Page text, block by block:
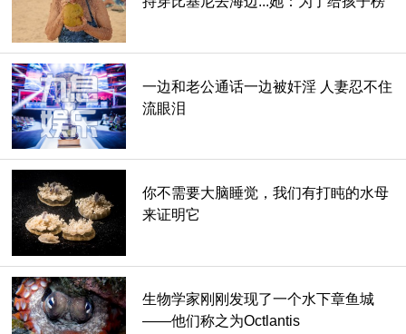
一边和老公通话一边被奸淫 人妻忍不住
流眼泪
你不需要大脑睡觉，我们有打盹的水母
来证明它
生物学家刚刚发现了一个水下章鱼城
——他们称之为Octlantis